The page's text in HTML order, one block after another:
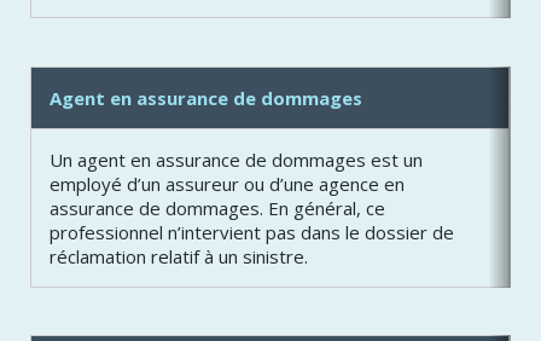
Agent en assurance de dommages
Un agent en assurance de dommages est un
employé d’un assureur ou d’une agence en
assurance de dommages. En général, ce
professionnel n’intervient pas dans le dossier de
réclamation relatif à un sinistre.